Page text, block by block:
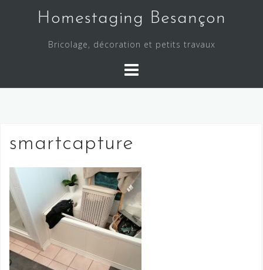
Homestaging Besançon
Bricolage, décoration et petits travaux
smartcapture